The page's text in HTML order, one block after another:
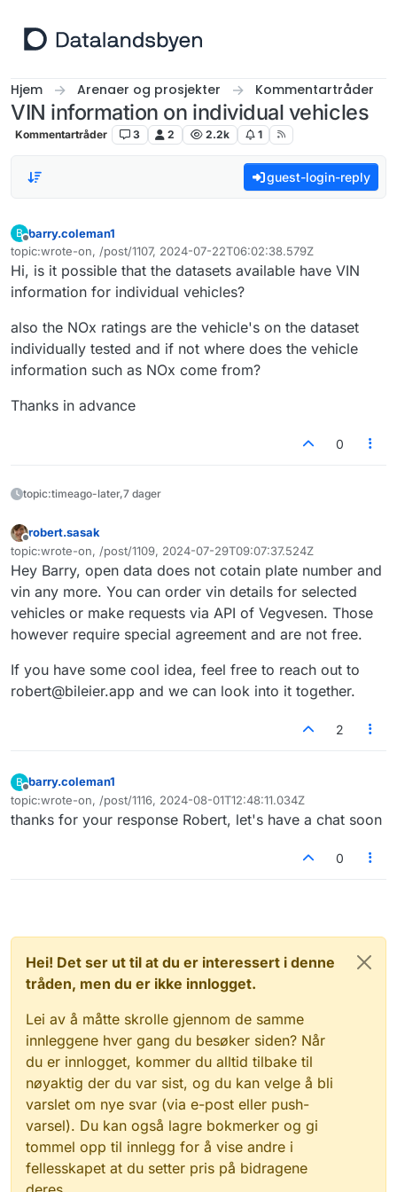
Hjem Arenaer og prosjekter Kommentartråder
VIN information on individual vehicles
Kommentartråder 3 2 2.2k 1
guest-login-reply
B
Frakoblet
barry.coleman1
topic:wrote-on, /post/1107, 2024-07-22T06:02:38.579Z
Sist endret av
Hi, is it possible that the datasets available have VIN
information for individual vehicles?
also the NOx ratings are the vehicle's on the dataset
individually tested and if not where does the vehicle
information such as NOx come from?
Thanks in advance
0
topic:timeago-later,7 dager
Frakoblet
robert.sasak
topic:wrote-on, /post/1109, 2024-07-29T09:07:37.524Z
Sist endret av
Hey Barry, open data does not cotain plate number and
vin any more. You can order vin details for selected
vehicles or make requests via API of Vegvesen. Those
however require special agreement and are not free.
If you have some cool idea, feel free to reach out to
robert@bileier.app and we can look into it together.
2
B
Frakoblet
barry.coleman1
topic:wrote-on, /post/1116, 2024-08-01T12:48:11.034Z
Sist endret av
thanks for your response Robert, let's have a chat soon
0
Hei! Det ser ut til at du er interessert i denne
tråden, men du er ikke innlogget.
Lei av å måtte skrolle gjennom de samme
innleggene hver gang du besøker siden? Når
du er innlogget, kommer du alltid tilbake til
nøyaktig der du var sist, og du kan velge å bli
varslet om nye svar (via e-post eller push-
varsel). Du kan også lagre bokmerker og gi
tommel opp til innlegg for å vise andre i
fellesskapet at du setter pris på bidragene